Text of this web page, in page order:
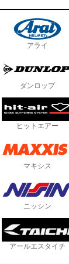
アライ
ダンロップ
ヒットエアー
マキシス
ニッシン
アールエスタイチ